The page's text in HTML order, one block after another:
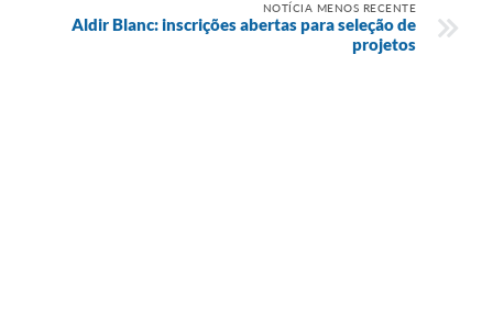
NOTÍCIA MENOS RECENTE
Aldir Blanc: inscrições abertas para seleção de
projetos